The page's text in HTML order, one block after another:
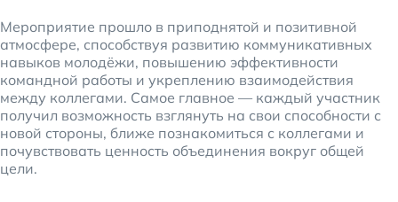
Мероприятие прошло в приподнятой и позитивной
атмосфере, способствуя развитию коммуникативных
навыков молодёжи, повышению эффективности
командной работы и укреплению взаимодействия
между коллегами. Самое главное — каждый участник
получил возможность взглянуть на свои способности с
новой стороны, ближе познакомиться с коллегами и
почувствовать ценность объединения вокруг общей
цели.